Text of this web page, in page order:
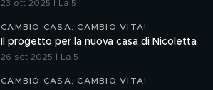
23 ott 2025 | La 5
CAMBIO CASA, CAMBIO VITA!
Il progetto per la nuova casa di Nicoletta
26 set 2025 | La 5
CAMBIO CASA, CAMBIO VITA!